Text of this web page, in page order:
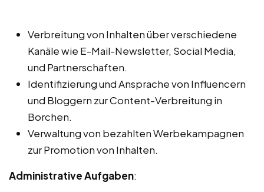
Verbreitung von Inhalten über verschiedene
Kanäle wie E-Mail-Newsletter, Social Media,
und Partnerschaften.
Identifizierung und Ansprache von Influencern
und Bloggern zur Content-Verbreitung in
Borchen.
Verwaltung von bezahlten Werbekampagnen
zur Promotion von Inhalten.
Administrative Aufgaben: